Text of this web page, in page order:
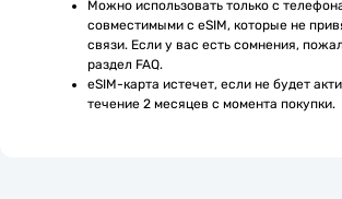
Можно использовать только с
совместимыми с eSIM, которые не
связи. Если у вас есть сомнения,
раздел FAQ.
eSIM-карта истечет, если не будет
течение 2 месяцев с момента покупки.